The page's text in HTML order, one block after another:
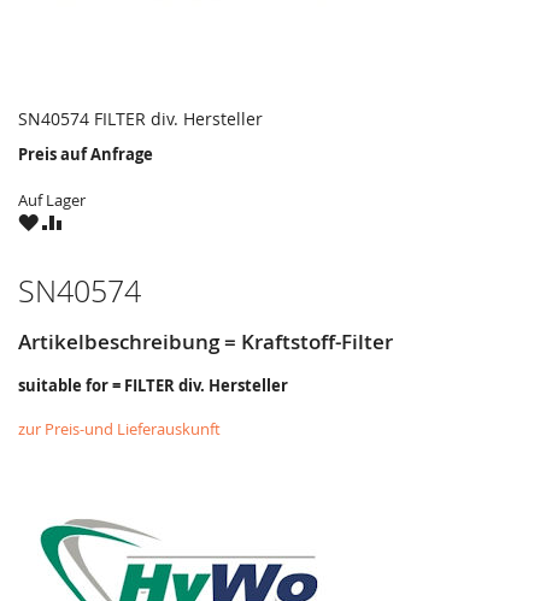
SN40574 FILTER div. Hersteller
Preis auf Anfrage
Auf Lager
ZUZU
SN40574
Artikelbeschreibung = Kraftstoff-Filter
suitable for = FILTER div. Hersteller
zur Preis-und Lieferauskunft